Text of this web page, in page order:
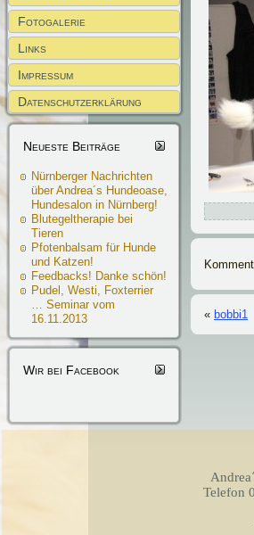
Fotogalerie
Links
Impressum
Datenschutzerklärung
Neueste Beiträge
Nürnberger Nachrichten
über Andrea´s Hundeoase,
Hundesalon in Nürnberg!
Blutegeltherapie bei
Tieren
Pfotenbalsam für Hunde
und Katzen!
Feedbacks! Danke schön!
Pudel, Westi, Foxterrier
… Seminar vom
16.11.2013
Wir bei Facebook
« bobbi1
Telefon